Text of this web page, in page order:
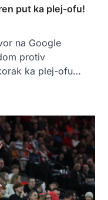
put ka plej-ofu!
na Google
protiv
ka plej-ofu…